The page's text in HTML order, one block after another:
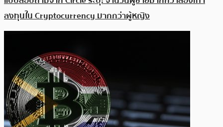
ลงทุนใน Cryptocurrency มากกว่าผู้หญิง